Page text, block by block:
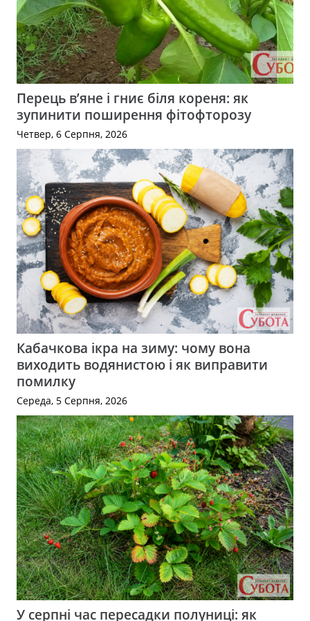
Перець в’яне і гниє біля кореня: як
зупинити поширення фітофторозу
Четвер, 6 Серпня, 2026
Кабачкова ікра на зиму: чому вона
виходить водянистою і як виправити
помилку
Середа, 5 Серпня, 2026
У серпні час пересадки полуниці: як